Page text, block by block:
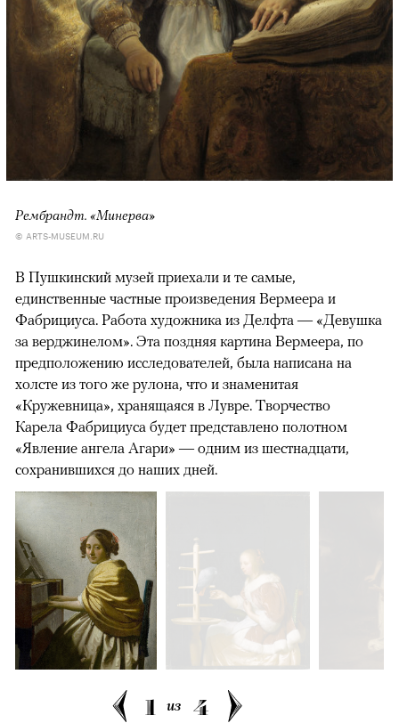
Рембрандт. «Минерва»
© ARTS-MUSEUM.RU
В Пушкинский музей приехали и те самые,
единственные частные произведения Вермеера и
Фабрициуса. Работа художника из Делфта — «Девушка
за верджинелом». Эта поздняя картина Вермеера, по
предположению исследователей, была написана на
холсте из того же рулона, что и знаменитая
«Кружевница», хранящаяся в Лувре. Творчество
Карела Фабрициуса будет представлено полотном
«Явление ангела Агари» — одним из шестнадцати,
сохранившихся до наших дней.
1 из 4